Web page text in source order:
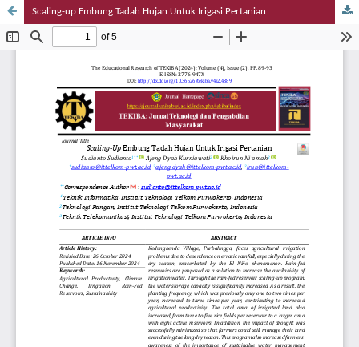
Scaling-up Embung Tadah Hujan Untuk Irigasi Pertanian